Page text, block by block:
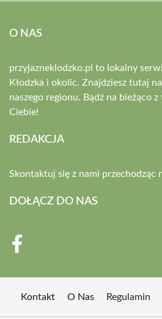
O NAS
przyjazneklodzko.pl to lokalny
Kłodzka i okolic. Znajdziesz tutaj
naszego regionu. Bądź na bieżąco
Ciebie!
REDAKCJA
Skontaktuj się z nami przechodząc
DOŁĄCZ DO NAS
Kontakt O Nas Regulamin